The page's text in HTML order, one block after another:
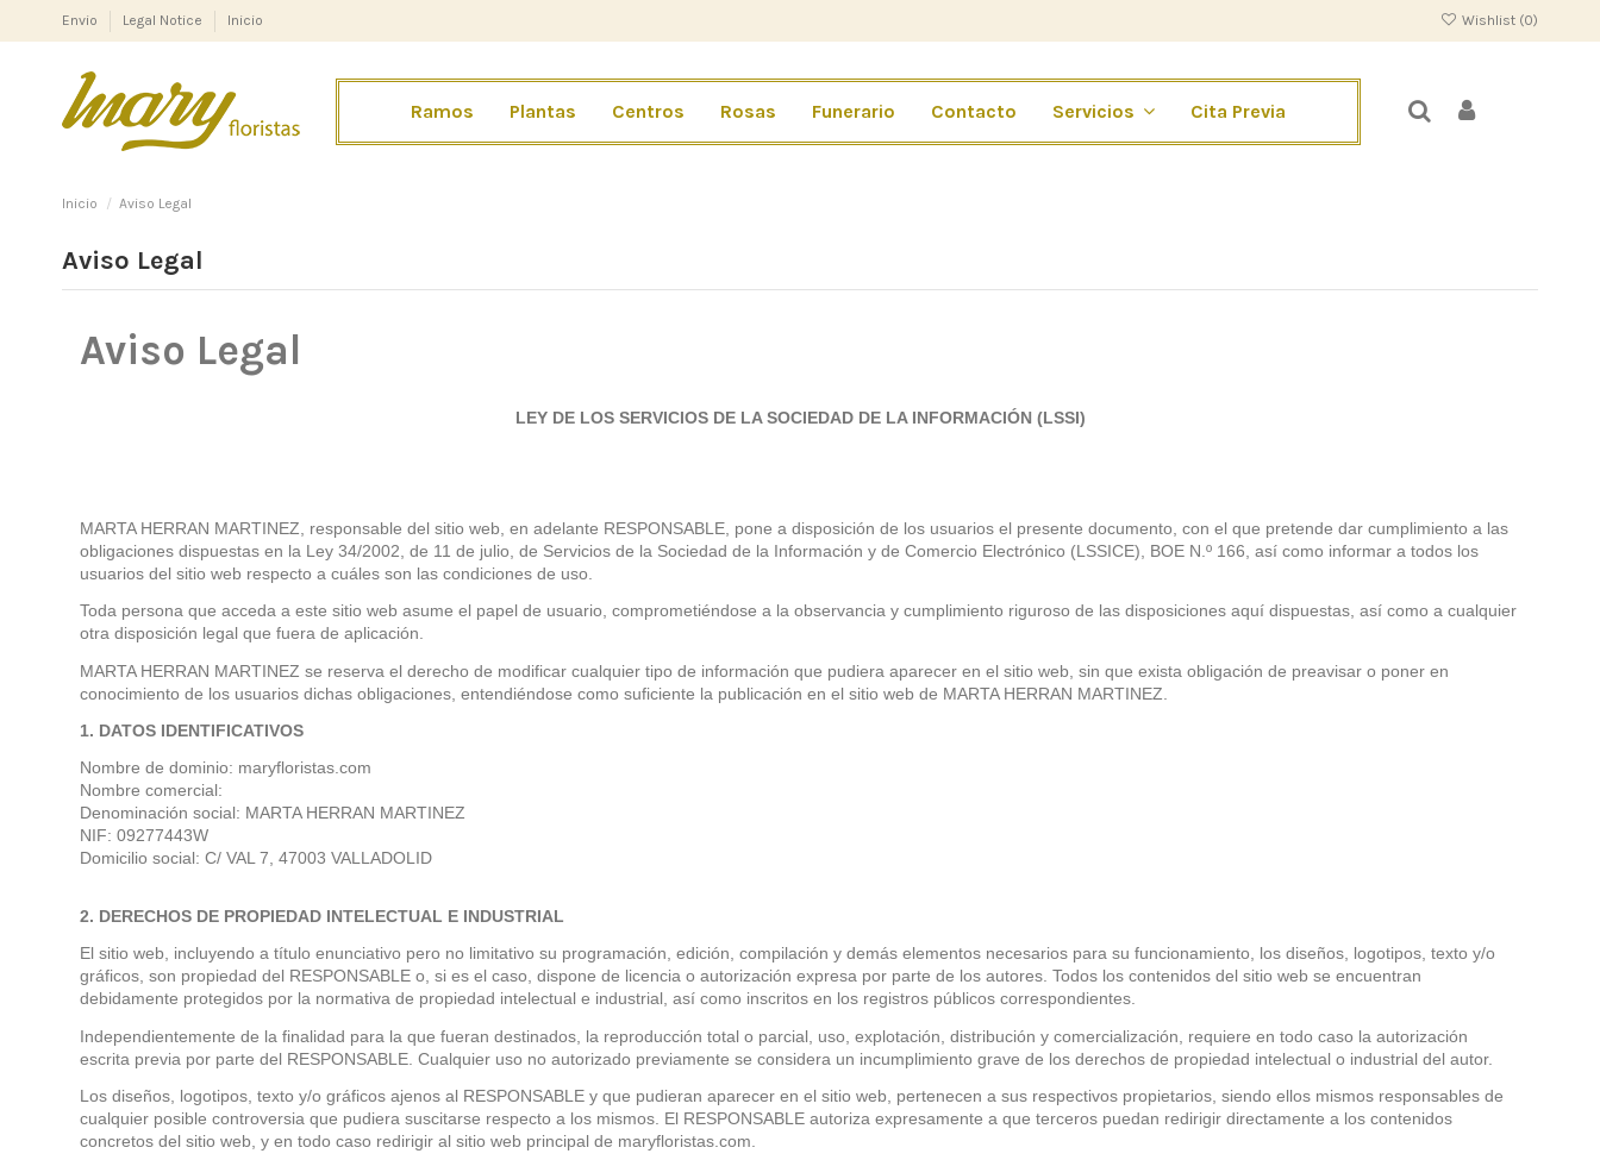
Envio Legal Notice Inicio Wishlist (0)
Ramos Plantas Centros Rosas Funerario Contacto Servicios Cita Previa
Inicio Aviso Legal
Aviso Legal
Aviso Legal
LEY DE LOS SERVICIOS DE LA SOCIEDAD DE LA INFORMACIÓN (LSSI)
MARTA HERRAN MARTINEZ, responsable del sitio web, en adelante RESPONSABLE, pone a disposición de los usuarios el presente documento, con el que pretende dar cumplimiento a las
obligaciones dispuestas en la Ley 34/2002, de 11 de julio, de Servicios de la Sociedad de la Información y de Comercio Electrónico (LSSICE), BOE N.º 166, así como informar a todos los
usuarios del sitio web respecto a cuáles son las condiciones de uso.
Toda persona que acceda a este sitio web asume el papel de usuario, comprometiéndose a la observancia y cumplimiento riguroso de las disposiciones aquí dispuestas, así como a cualquier
otra disposición legal que fuera de aplicación.
MARTA HERRAN MARTINEZ se reserva el derecho de modificar cualquier tipo de información que pudiera aparecer en el sitio web, sin que exista obligación de preavisar o poner en
conocimiento de los usuarios dichas obligaciones, entendiéndose como suficiente la publicación en el sitio web de MARTA HERRAN MARTINEZ.
1. DATOS IDENTIFICATIVOS
Nombre de dominio: maryfloristas.com
Nombre comercial:
Denominación social: MARTA HERRAN MARTINEZ
NIF: 09277443W
Domicilio social: C/ VAL 7, 47003 VALLADOLID
2. DERECHOS DE PROPIEDAD INTELECTUAL E INDUSTRIAL
El sitio web, incluyendo a título enunciativo pero no limitativo su programación, edición, compilación y demás elementos necesarios para su funcionamiento, los diseños, logotipos, texto y/o
gráficos, son propiedad del RESPONSABLE o, si es el caso, dispone de licencia o autorización expresa por parte de los autores. Todos los contenidos del sitio web se encuentran
debidamente protegidos por la normativa de propiedad intelectual e industrial, así como inscritos en los registros públicos correspondientes.
Independientemente de la finalidad para la que fueran destinados, la reproducción total o parcial, uso, explotación, distribución y comercialización, requiere en todo caso la autorización
escrita previa por parte del RESPONSABLE. Cualquier uso no autorizado previamente se considera un incumplimiento grave de los derechos de propiedad intelectual o industrial del autor.
Los diseños, logotipos, texto y/o gráficos ajenos al RESPONSABLE y que pudieran aparecer en el sitio web, pertenecen a sus respectivos propietarios, siendo ellos mismos responsables de
cualquier posible controversia que pudiera suscitarse respecto a los mismos. El RESPONSABLE autoriza expresamente a que terceros puedan redirigir directamente a los contenidos
concretos del sitio web, y en todo caso redirigir al sitio web principal de maryfloristas.com